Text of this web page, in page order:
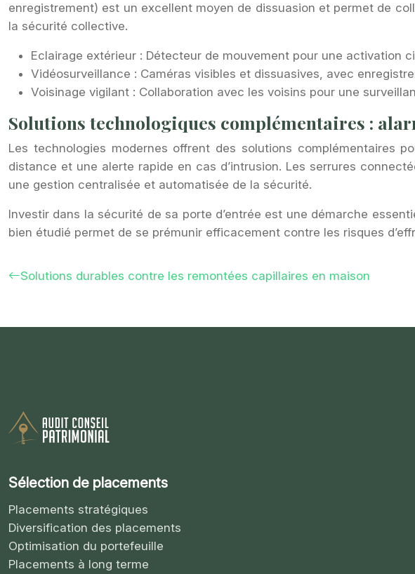
enregistrement) est un excellent moyen de dissuasion et permet de
la sécurité collective.
Eclairage extérieur : Détecteur de mouvement pour une activation
Vidéosurveillance : Caméras visibles et dissuasives, avec
Voisinage vigilant : Collaboration avec les voisins pour une
Solutions technologiques complémentaires :
Les technologies modernes offrent des solutions complémentaires
distance et une alerte rapide en cas d’intrusion. Les serrures
une gestion centralisée et automatisée de la sécurité.
Investir dans la sécurité de sa porte d’entrée est une démarche
bien étudié permet de se prémunir efficacement contre les risques
Solutions durables contre les remontées capillaires en maison
Sélection de placements
Placements stratégiques
Diversification des placements
Optimisation du portefeuille
Placements à long terme